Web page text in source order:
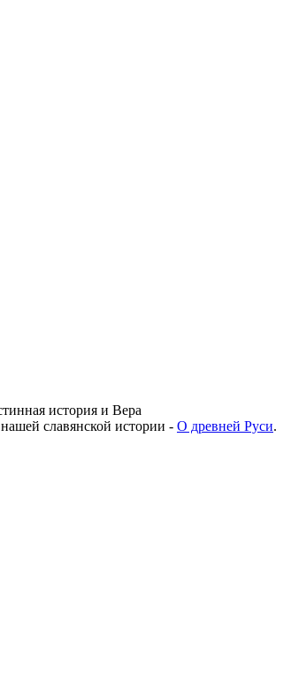
история и Вера
славянской истории - О древней Руси.